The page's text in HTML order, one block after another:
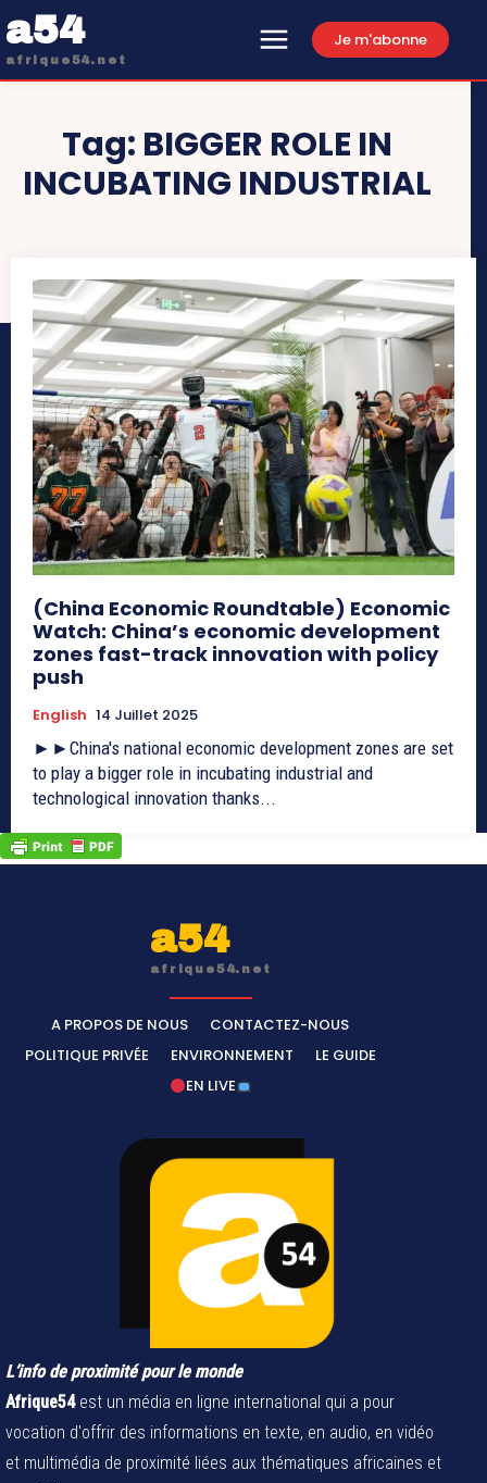
a54
afrique54.net
Je m'abonne
Tag: BIGGER ROLE IN
INCUBATING INDUSTRIAL
(China Economic Roundtable) Economic
Watch: China’s economic development
zones fast-track innovation with policy
push
English 14 Juillet 2025
►►China's national economic development zones are set
to play a bigger role in incubating industrial and
technological innovation thanks...
a54
afrique54.net
A PROPOS DE NOUS
CONTACTEZ-NOUS
POLITIQUE PRIVÉE
ENVIRONNEMENT
LE GUIDE
EN LIVE
L’info de proximité pour le monde
Afrique54est un média en ligne international qui a pour
vocation d'offrir des informations en texte, en audio, en vidéo
et multimédia de proximité liées aux thématiques africaines et